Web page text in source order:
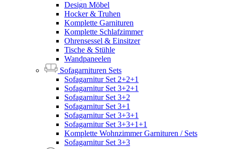
Design Möbel
Hocker & Truhen
Komplette Garnituren
Komplette Schlafzimmer
Ohrensessel & Einsitzer
Tische & Stühle
Wandpaneelen
Sofagarnituren Sets
Sofagarnitur Set 2+2+1
Sofagarnitur Set 3+2+1
Sofagarnitur Set 3+2
Sofagarnitur Set 3+1
Sofagarnitur Set 3+3+1
Sofagarnitur Set 3+3+1+1
Komplette Wohnzimmer Garnituren / Sets
Sofagarnitur Set 3+3